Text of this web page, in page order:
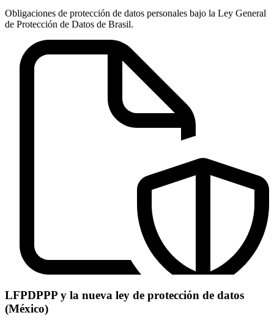
Obligaciones de protección de datos personales bajo la Ley General
de Protección de Datos de Brasil.
LFPDPPP y la nueva ley de protección de datos
(México)